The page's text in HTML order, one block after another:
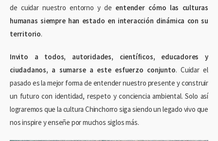
de cuidar nuestro entorno y de entender cómo las culturas
humanas siempre han estado en interacción dinámica con su
territorio.
Invito a todos, autoridades, científicos, educadores y
ciudadanos, a sumarse a este esfuerzo conjunto. Cuidar el
pasado es la mejor forma de entender nuestro presente y construir
un futuro con identidad, respeto y conciencia ambiental. Solo así
lograremos que la cultura Chinchorro siga siendo un legado vivo que
nos inspire y enseñe por muchos siglos más.